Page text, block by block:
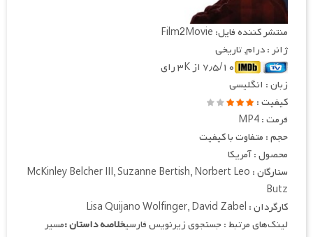
منتشر کننده فایل: Film2Movie
ژانر : درام, تاریخی
۷٫۵/۱۰ از ۳K رای
زبان : انگلیسی
کیفیت :
فرمت : MP4
حجم : متفاوت با کیفیت
محصول : آمریکا
ستارگان : McKinley Belcher III, Suzanne Bertish, Norbert Leo
Butz
کارگردان : Lisa Quijano Wolfinger, David Zabel
لینک‌های مرتبط : جستجوی زیرنویس فارسیخلاصه داستان :مسیر